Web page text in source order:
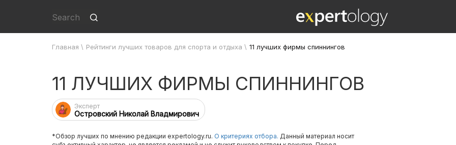
Главная \ Рейтинги лучших товаров для спорта и отдыха \ 11 лучших фирмы спиннингов
11 ЛУЧШИХ ФИРМЫ СПИННИНГОВ
Эксперт
Островский Николай Владмирович
*Обзор лучших по мнению редакции expertology.ru. О критериях отбора. Данный материал носит